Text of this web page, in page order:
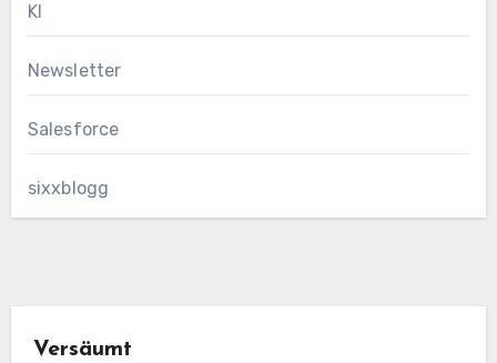
KI
Newsletter
Salesforce
sixxblogg
Versäumt